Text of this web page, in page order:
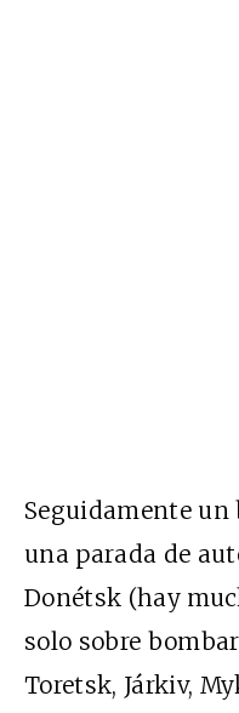
Seguidamente
una parada de
Donétsk (hay
solo sobre
Toretsk, Járkiv,